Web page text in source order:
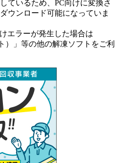
ているため、PC向けに変換さ
ウンロード可能になっていま
エラーが発生した場合は
）」等の他の解凍ソフトをご利